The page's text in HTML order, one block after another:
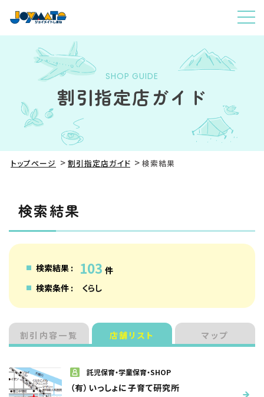
SHOP GUIDE
割引指定店ガイド
トップページ 割引指定店ガイド 検索結果
検索結果
検索結果 : 103 件
検索条件 :
くらし
割引内容一覧 店舗リスト マップ
託児保育・学童保育・SHOP
（有）いっしょに子育て研究所